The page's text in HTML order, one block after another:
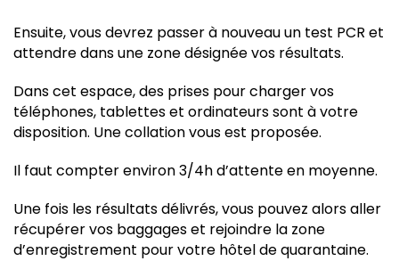
Ensuite, vous devrez passer à nouveau un test PCR et
attendre dans une zone désignée vos résultats.
Dans cet espace, des prises pour charger vos
téléphones, tablettes et ordinateurs sont à votre
disposition. Une collation vous est proposée.
Il faut compter environ 3/4h d’attente en moyenne.
Une fois les résultats délivrés, vous pouvez alors aller
récupérer vos baggages et rejoindre la zone
d’enregistrement pour votre hôtel de quarantaine.